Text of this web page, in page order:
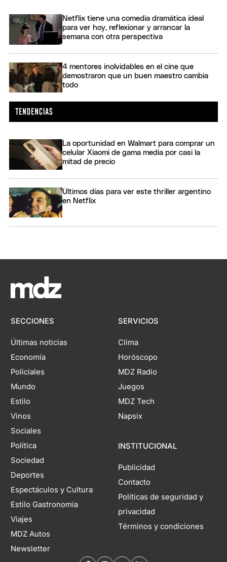
Netflix tiene una comedia dramática ideal
para ver hoy, reflexionar y arrancar la
semana con otra perspectiva
4 mentores inolvidables en el cine que
demostraron que un buen maestro cambia
todo
La oportunidad en Walmart para comprar un
celular Xiaomi de gama media por casi la
mitad de precio
Últimos días para ver este thriller argentino
en Netflix
SECCIONES
Últimas noticias
Economía
Policiales
Mundo
Estilo
Vinos
Sociales
Política
Sociedad
Deportes
Espectáculos y Cultura
Estilo Gastronomía
Viajes
MDZ Autos
Newsletter
SERVICIOS
Clima
Horóscopo
MDZ Radio
Juegos
MDZ Tech
Napsix
INSTITUCIONAL
Publicidad
Contacto
Políticas de seguridad y
privacidad
Términos y condiciones